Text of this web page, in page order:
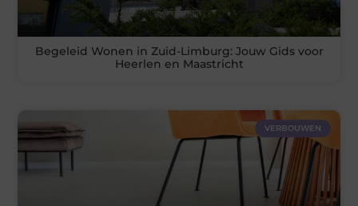
Begeleid Wonen in Zuid-Limburg: Jouw Gids voor
Heerlen en Maastricht
VERBOUWEN